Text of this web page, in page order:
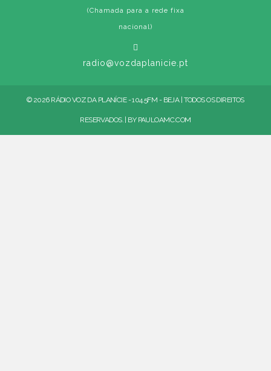
(Chamada para a rede fixa
nacional)
radio@vozdaplanicie.pt
© 2026 RÁDIO VOZ DA PLANÍCIE - 104.5FM - BEJA | TODOS OS DIREITOS
RESERVADOS. | BY PAULOAMC.COM